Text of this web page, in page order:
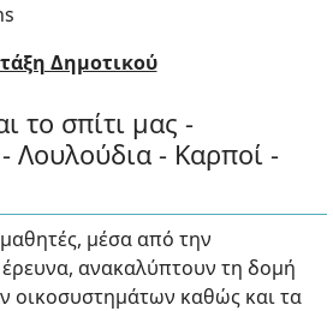
Δημοτικού
το σπίτι μας -
Λουλούδια - Καρποί -
μέσα από την
ανακαλύπτουν τη δομή
οικοσυστημάτων καθώς και τα